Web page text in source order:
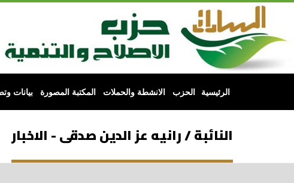
الرئيسية الحزب الانشطة والحملات المكتبة المصورة بيانات
النائبة / رانيه عز الدين صدقى - الاخبار